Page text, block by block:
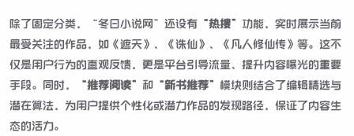
除了固定分类，“冬日小说网”还设有 “热搜” 功能，实时展示当前
最受关注的作品，如《遮天》、《诛仙》、《凡人修仙传》等。这不
仅是用户行为的直观反馈，更是平台引导流量、提升内容曝光的重要
手段。同时，
“推荐阅读” 和 “新书推荐” 模块则结合了编辑精选与
潜在算法，为用户提供个性化或潜力作品的发现路径，保证了内容生
态的活力。